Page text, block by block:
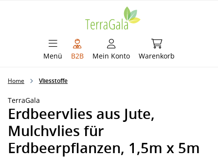
Menü B2B Mein Konto Warenkorb
Warenkorb
Home Vliesstoffe
TerraGala
Erdbeervlies aus Jute,
Mulchvlies für
Erdbeerpflanzen, 1,5m x 5m